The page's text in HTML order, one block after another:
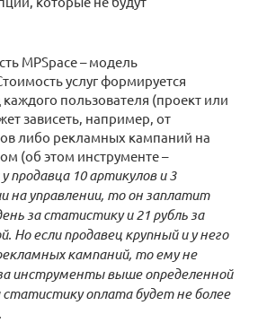
MPSpace – модель
услуг формируется
пользователя (проект или
зависеть, например, от
либо рекламных кампаний на
(об этом инструменте –
продавца 10 артикулов и 3
на управлении, то он заплатит
за статистику и 21 рубль за
Но если продавец крупный и у него
кампаний, то ему не
инструменты выше определенной
оплата будет не более